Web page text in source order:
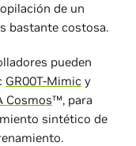
de un
bastante costosa.
pueden
GR00T-Mimic y
Cosmos™, para
sintético de